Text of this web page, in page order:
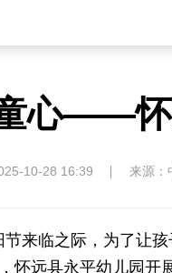
心——怀
10-28 16:39 来源：
来临之际，为了让
远县永平幼儿园开